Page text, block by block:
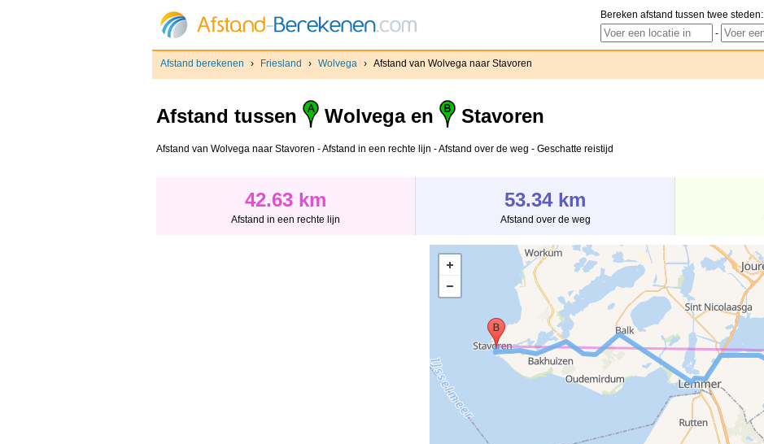
Bereken afstand tussen twee steden:
-
Afstand berekenen › Friesland › Wolvega › Afstand van Wolvega naar Stavoren
Afstand tussen Wolvega en Stavoren
Afstand van Wolvega naar Stavoren - Afstand in een rechte lijn - Afstand over de weg - Geschatte reistijd
42.63 km
Afstand in een rechte lijn
53.34 km
Afstand over de weg